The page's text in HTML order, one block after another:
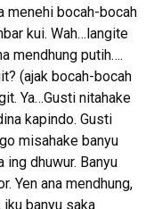
menehi bocah-bocah
kui. Wah…langite
mendhung putih….
(ajak bocah-bocah
Ya…Gusti nitahake
kapindo. Gusti
misahake banyu
ing dhuwur. Banyu
Yen ana mendhung,
iku banyu saka